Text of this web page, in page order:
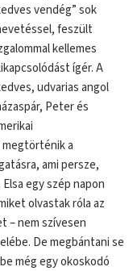
vendég” sok
feszült
kellemes
ígér. A
udvarias angol
Peter és
megtörténik a
ami persze,
egy szép napon
olvastak róla az
– nem szívesen
De megbántani se
még egy okoskodó